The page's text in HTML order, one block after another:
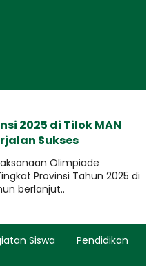
2025 di Tilok MAN
Sukses
Olimpiade
Provinsi Tahun 2025 di
berlanjut..
Siswa Pendidikan